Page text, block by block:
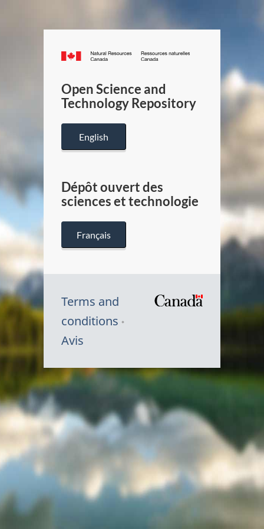
Canada.ca
/
Canada
Open Science and
Technology Repository
English
Dépôt ouvert des
sciences et technologie
Français
Terms and
conditions
Avis
Symbole
du